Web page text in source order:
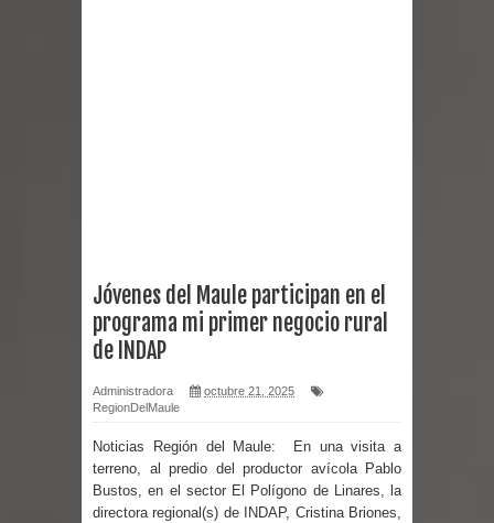
desafío guerreros 2026
regresa de Brasil tras impulsar un
intercambio musical y pedagógico
con comunidades escolares
Jóvenes del Maule participan en el
programa mi primer negocio rural
de INDAP
Administradora
octubre 21, 2025
RegionDelMaule
Noticias Región del Maule:
En una visita a
terreno, al predio del productor avícola Pablo
Bustos, en el sector El Polígono de Linares, la
directora regional(s) de INDAP, Cristina Briones,